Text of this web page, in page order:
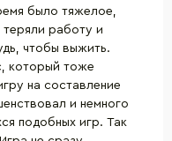
было тяжелое,
теряли работу и
чтобы выжить.
который тоже
на составление
и немного
подобных игр. Так